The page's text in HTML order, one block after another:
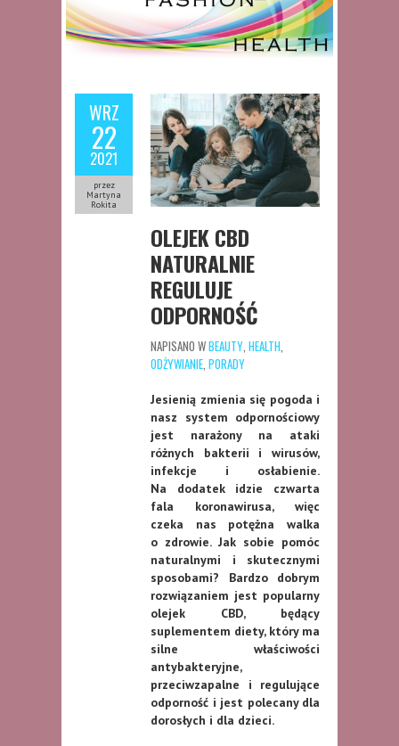
WRZ
22
2021
przez
Martyna
Rokita
OLEJEK CBD
NATURALNIE
REGULUJE
ODPORNOŚĆ
NAPISANO WBEAUTY HEALTH
ODŻYWIANIE PORADY
Jesienią zmienia się pogoda i
nasz system odpornościowy
jest narażony na ataki
różnych bakterii i wirusów,
infekcje i osłabienie.
Na dodatek idzie czwarta
fala koronawirusa, więc
czeka nas potężna walka
o zdrowie. Jak sobie pomóc
naturalnymi i skutecznymi
sposobami? Bardzo dobrym
rozwiązaniem jest popularny
olejek CBD, będący
suplementem diety, który ma
silne właściwości
antybakteryjne,
przeciwzapalne i regulujące
odporność i jest polecany dla
dorosłych i dla dzieci.